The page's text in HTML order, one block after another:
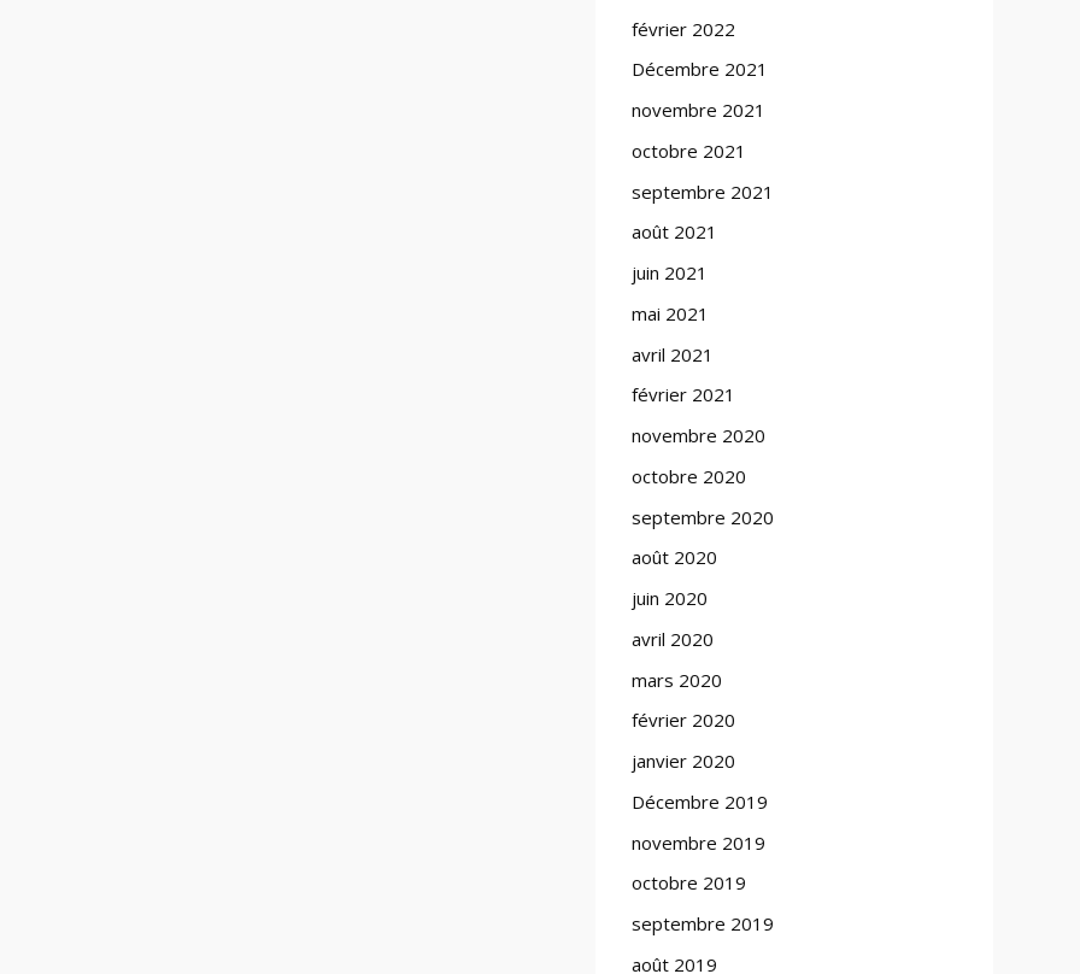
février 2022
Décembre 2021
novembre 2021
octobre 2021
septembre 2021
août 2021
juin 2021
mai 2021
avril 2021
février 2021
novembre 2020
octobre 2020
septembre 2020
août 2020
juin 2020
avril 2020
mars 2020
février 2020
janvier 2020
Décembre 2019
novembre 2019
octobre 2019
septembre 2019
août 2019